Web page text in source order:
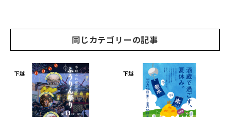
同じカテゴリーの記事
下越 下越